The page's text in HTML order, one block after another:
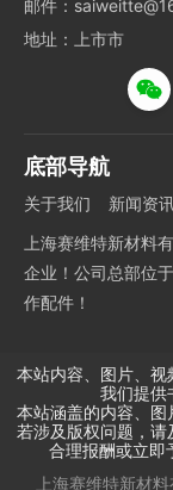
邮件：
地址：上市市
底部导航
关于我们 新闻资
上海赛维特新材料
企业！公司总部位
作配件！
本站内容、图片、
我们提供
本站涵盖的内容、图
若涉及版权问题，
合理报酬或立
上海赛维特新材